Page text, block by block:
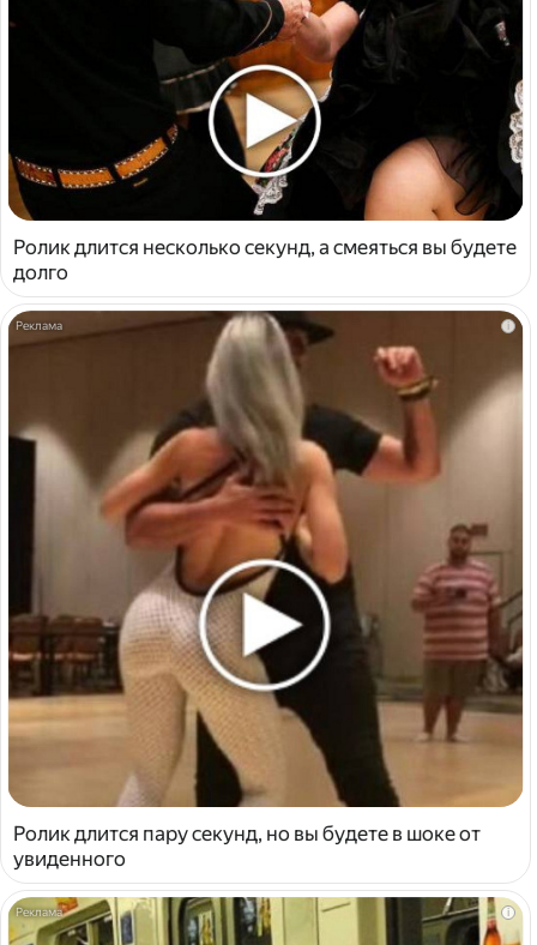
Ролик длится несколько секунд, а смеяться вы будете
долго
i
Ролик длится пару секунд, но вы будете в шоке от
увиденного
i